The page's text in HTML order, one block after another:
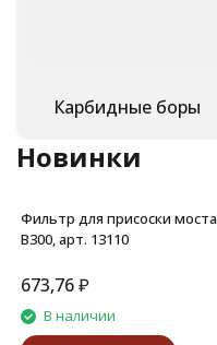
Карбидные боры
Новинки
Фильтр для присоски моста
В300, арт. 13110
673,76₽
В наличии